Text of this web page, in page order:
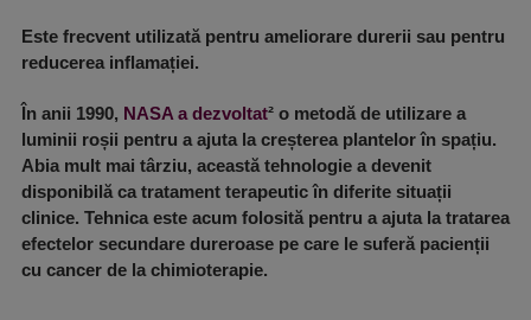
Este frecvent utilizată pentru ameliorare durerii sau pentru
reducerea inflamației.
În anii 1990, NASA a dezvoltat² o metodă de utilizare a
luminii roșii pentru a ajuta la creșterea plantelor în spațiu.
Abia mult mai târziu, această tehnologie a devenit
disponibilă ca tratament terapeutic în diferite situații
clinice. Tehnica este acum folosită pentru a ajuta la tratarea
efectelor secundare dureroase pe care le suferă pacienții
cu cancer de la chimioterapie.